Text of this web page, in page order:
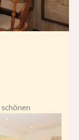
schönen